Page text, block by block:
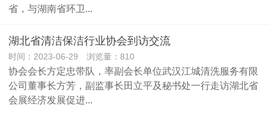
省，与湖南省环卫...
湖北省清洁保洁行业协会到访交流
时间：2023-06-29 浏览量：810
协会会长方定忠带队，率副会长单位武汉江城清洗服务有限
公司董事长方芳，副监事长田立平及秘书处一行走访湖北省
会展经济发展促进...